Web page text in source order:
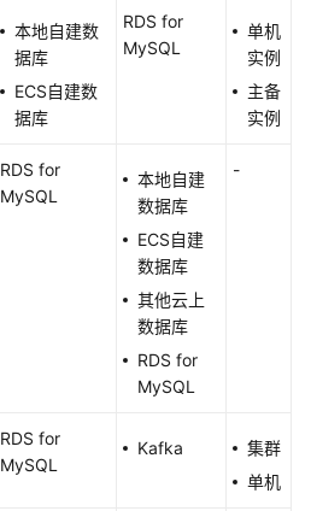
本地自建数
据库
ECS自建数
据库
RDS for
MySQL
单机
实例
主备
实例
RDS for
MySQL
本地自建
数据库
ECS自建
数据库
其他云上
数据库
RDS for
MySQL
-
RDS for
MySQL
Kafka
集群
单机